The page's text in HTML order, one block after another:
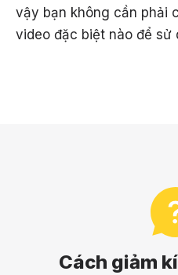
vậy bạn không cần phải
video đặc biệt nào để sử
Cách giảm